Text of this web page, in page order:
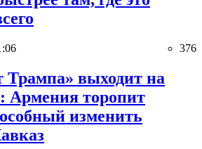
376
выходит на
Армения торопит
изменить